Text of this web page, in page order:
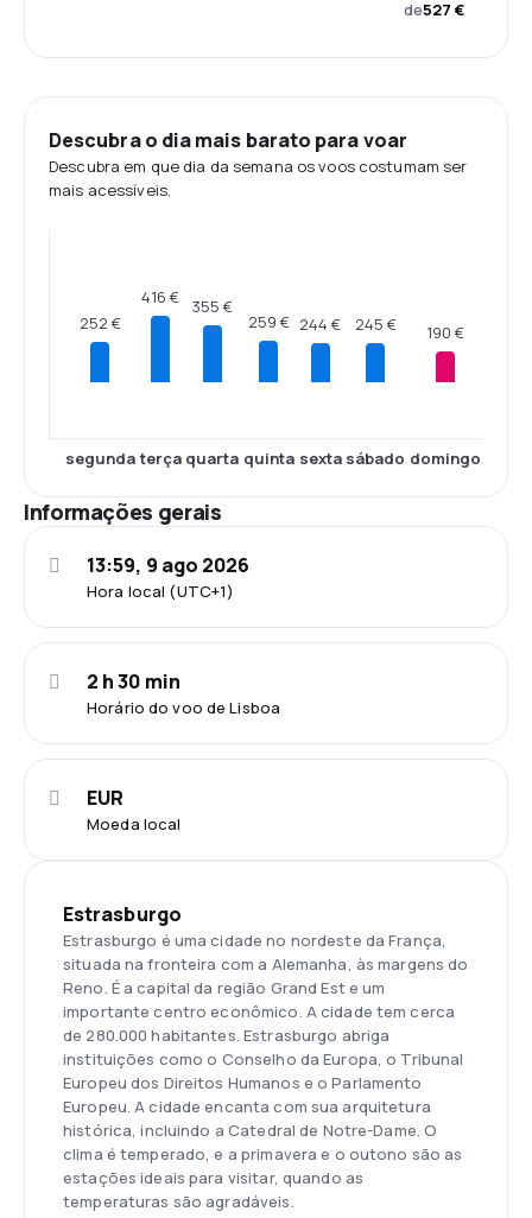
de527 €
Descubra o dia mais barato para voar
Descubra em que dia da semana os voos costumam ser
mais acessíveis.
252 €
segunda
416 €
terça
355 €
quarta
259 €
quinta
244 €
sexta
245 €
sábado
190 €
domingo
Informações gerais
Hora local (UTC+1)
13:59, 9 ago 2026
Horário do voo de Lisboa
2 h 30 min
Moeda local
EUR
Estrasburgo
Estrasburgo é uma cidade no nordeste da França,
situada na fronteira com a Alemanha, às margens do
Reno. É a capital da região Grand Est e um
importante centro econômico. A cidade tem cerca
de 280.000 habitantes. Estrasburgo abriga
instituições como o Conselho da Europa, o Tribunal
Europeu dos Direitos Humanos e o Parlamento
Europeu. A cidade encanta com sua arquitetura
histórica, incluindo a Catedral de Notre-Dame. O
clima é temperado, e a primavera e o outono são as
estações ideais para visitar, quando as
temperaturas são agradáveis.